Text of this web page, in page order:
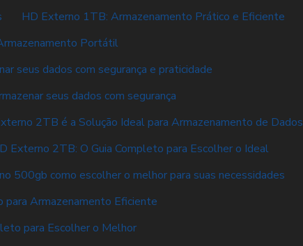
HD Externo 1TB: Armazenamento Prático e Eficiente
Portátil
seus dados com segurança e praticidade
seus dados com segurança
2TB é a Solução Ideal para Armazenamento de Dados
Externo 2TB: O Guia Completo para Escolher o Ideal
500gb como escolher o melhor para suas necessidades
para Armazenamento Eficiente
para Escolher o Melhor